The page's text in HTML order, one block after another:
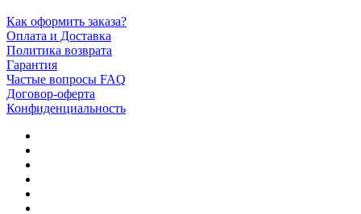
Как оформить заказа?
Оплата и Доставка
Политика возврата
Гарантия
Частые вопросы FAQ
Договор-оферта
Конфиденциальность